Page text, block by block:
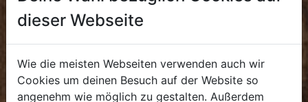
Mo - Fr: 8.00 - 16.00 Uhr
. +43 7272 4859 70
dieser Webseite
Wie die meisten Webseiten verwenden auch wir
Cookies um deinen Besuch auf der Website so
angenehm wie möglich zu gestalten. Außerdem